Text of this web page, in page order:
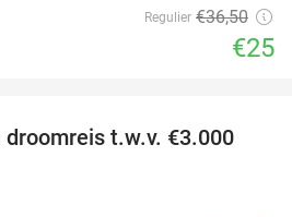
Regulier €36,50
€25
t.w.v. €3.000